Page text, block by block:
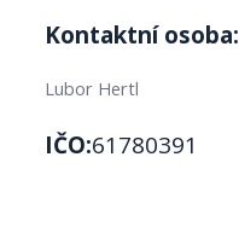
Kontaktní osoba:
Lubor Hertl
IČO:61780391